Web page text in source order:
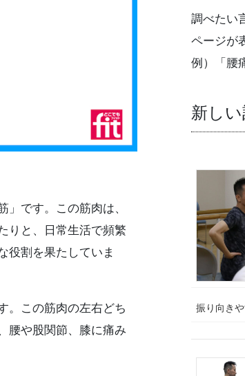
です。この筋肉は、
りと、日常生活で頻繁
役割を果たしていま
。この筋肉の左右どち
腰や股関節、膝に痛み
調べたい
ページが
例）「腰
新し
振り向き